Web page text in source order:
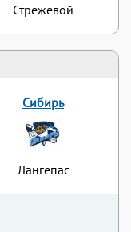
Сибирь
Лангепас
Стрежевой